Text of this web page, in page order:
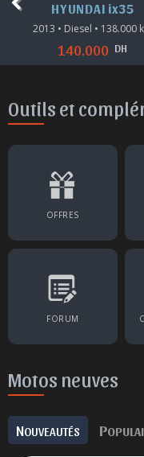
HYUNDAI ix35
2013 • Diesel • 138.000
140.000 DH
Outils et
OFFRES
FORUM
Motos neuves
NOUVEAUTÉS P